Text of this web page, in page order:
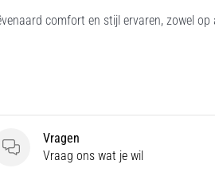
comfort en stijl ervaren, zowel
Vragen
Vragen
Vraag ons wat je wil